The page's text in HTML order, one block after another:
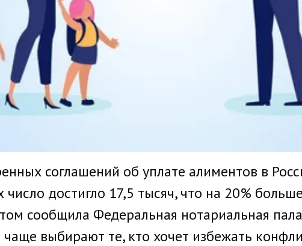
соглашений об уплате алиментов в
число достигло 17,5 тысяч, что на 20%
сообщила Федеральная нотариальная
выбирают те, кто хочет избежать